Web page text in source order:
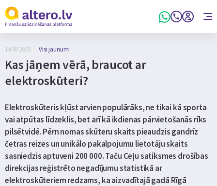
14.08.2023. Visi jaunumi
Kas jāņem vērā, braucot ar
elektroskūteri?
Elektroskūteris kļūst arvien populārāks, ne tikai kā sporta
vai atpūtas līdzeklis, bet arī kā ikdienas pārvietošanās rīks
pilsētvidē. Pērn nomas skūteru skaits pieaudzis gandrīz
četras reizes un unikālo pakalpojumu lietotāju skaits
sasniedzis aptuveni 200 000. Taču Ceļu satiksmes drošības
direkcijas reģistrēto negadījumu statistikā ar
elektroskūteriem redzams, ka aizvadītajā gadā Rīgā